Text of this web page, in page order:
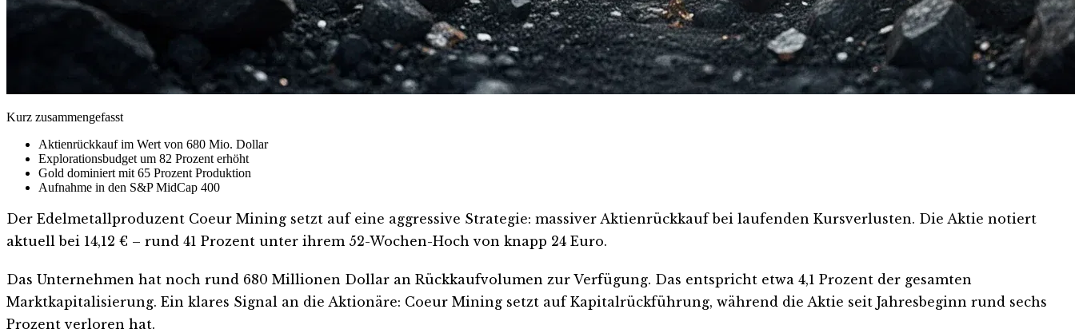
Kurz zusammengefasst
Aktienrückkauf im Wert von 680 Mio. Dollar
Explorationsbudget um 82 Prozent erhöht
Gold dominiert mit 65 Prozent Produktion
Aufnahme in den S&P MidCap 400
Der Edelmetallproduzent Coeur Mining setzt auf eine aggressive Strategie: massiver Aktienrückkauf bei laufenden Kursverlusten. Die Aktie notiert
aktuell bei 14,12 € – rund 41 Prozent unter ihrem 52-Wochen-Hoch von knapp 24 Euro.
Das Unternehmen hat noch rund 680 Millionen Dollar an Rückkaufvolumen zur Verfügung. Das entspricht etwa 4,1 Prozent der gesamten
Marktkapitalisierung. Ein klares Signal an die Aktionäre: Coeur Mining setzt auf Kapitalrückführung, während die Aktie seit Jahresbeginn rund sechs
Prozent verloren hat.